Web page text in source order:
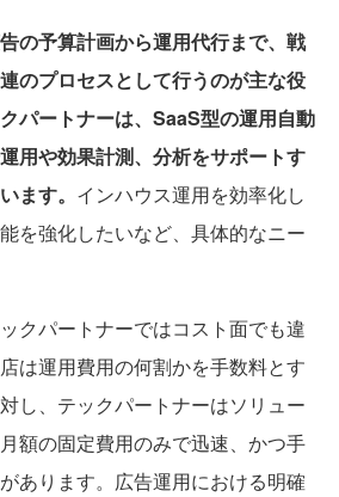
の予算計画から運用代行まで、戦
のプロセスとして行うのが主な役
パートナーは、SaaS型の運用自動
用や効果計測、分析をサポートす
ます。 インハウス運用を効率化し
を強化したいなど、具体的なニー
クパートナーではコスト面でも違
は運用費用の何割かを手数料とす
し、テックパートナーはソリュー
額の固定費用のみで迅速、かつ手
あります。広告運用における明確